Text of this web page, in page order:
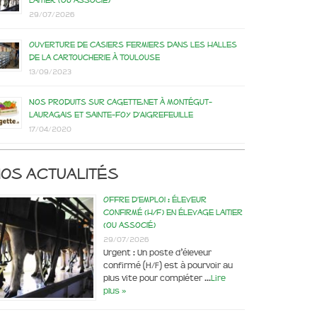
29/07/2026
Ouverture de casiers fermiers dans les Halles
de la Cartoucherie à Toulouse
13/09/2023
Nos produits sur Cagette.net à Montégut-
Lauragais et Sainte-Foy d’Aigrefeuille
17/04/2020
actualités
Offre d’emploi : éleveur
confirmé (H/F) en élevage laitier
(ou associé)
29/07/2026
Urgent : Un poste d’éleveur
confirmé (H/F) est à pourvoir au
plus vite pour compléter …Lire
plus »